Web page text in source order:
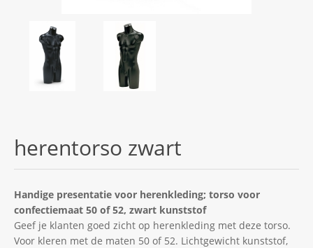
herentorso zwart
Handige presentatie voor herenkleding; torso voor
confectiemaat 50 of 52, zwart kunststof
Geef je klanten goed zicht op herenkleding met deze torso.
Voor kleren met de maten 50 of 52. Lichtgewicht kunststof,